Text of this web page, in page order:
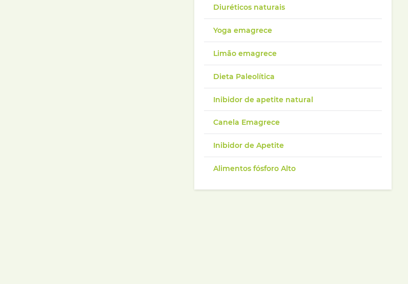
Diuréticos naturais
Yoga emagrece
Limão emagrece
Dieta Paleolítica
Inibidor de apetite natural
Canela Emagrece
Inibidor de Apetite
Alimentos fósforo Alto